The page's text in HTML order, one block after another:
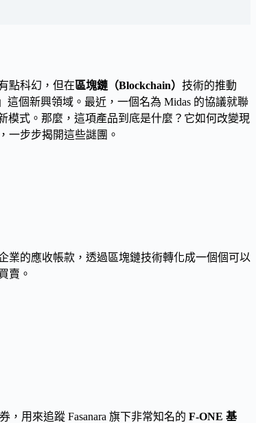
點科幻，但在區塊鏈（Blockchain） 技術的推動
這個新興領域。最近，一個名為 Midas 的協議就聯
模式。那麼，這項產品到底是什麼？它如何改變現
一步步揭開這些謎團。
業的應收帳款，透過區塊鏈技術轉化成一個個可以
賣。
用來追蹤 Fasanara 旗下非常知名的 F-ONE 基